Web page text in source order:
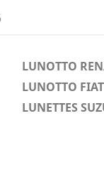
LUNOTTO
LUNOTTO
LUNETTES